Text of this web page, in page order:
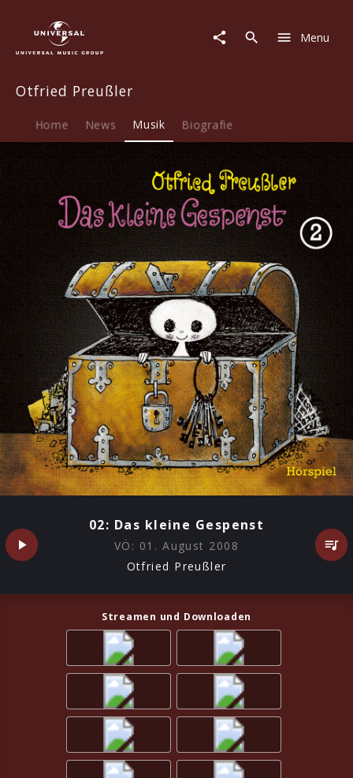
Musik
02:
Gespenst
Menu
Otfried Preußler
Home News Musik Biografie
02: Das kleine Gespenst
VÖ: 01. August 2008
Otfried Preußler
Streamen und Downloaden